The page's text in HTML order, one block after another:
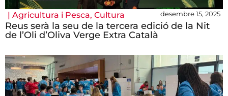
| Agricultura i Pesca, Cultura desembre 15, 2025
Reus serà la seu de la tercera edició de la Nit
de l’Oli d’Oliva Verge Extra Català